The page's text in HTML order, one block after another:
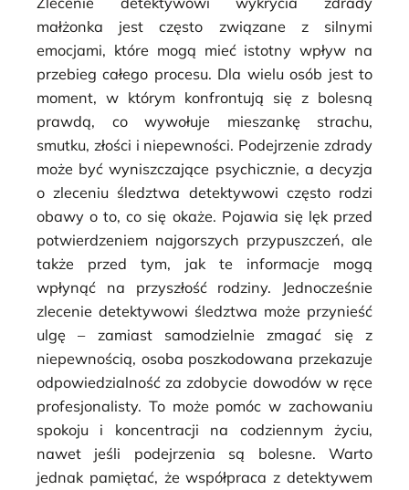
małżonka jest często związane z silnymi
emocjami, które mogą mieć istotny wpływ na
przebieg całego procesu. Dla wielu osób jest to
moment, w którym konfrontują się z bolesną
prawdą, co wywołuje mieszankę strachu,
smutku, złości i niepewności. Podejrzenie zdrady
może być wyniszczające psychicznie, a decyzja
o zleceniu śledztwa detektywowi często rodzi
obawy o to, co się okaże. Pojawia się lęk przed
potwierdzeniem najgorszych przypuszczeń, ale
także przed tym, jak te informacje mogą
wpłynąć na przyszłość rodziny. Jednocześnie
zlecenie detektywowi śledztwa może przynieść
ulgę – zamiast samodzielnie zmagać się z
niepewnością, osoba poszkodowana przekazuje
odpowiedzialność za zdobycie dowodów w ręce
profesjonalisty. To może pomóc w zachowaniu
spokoju i koncentracji na codziennym życiu,
nawet jeśli podejrzenia są bolesne. Warto
jednak pamiętać, że współpraca z detektywem